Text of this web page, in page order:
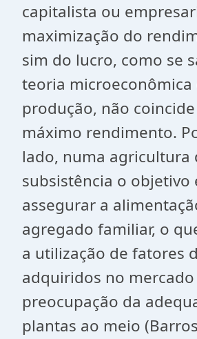
capitalista ou
maximização do
sim do lucro, como se
teoria microeconômica
produção, não
máximo rendimento.
lado, numa agricultura
subsistência o objetivo
assegurar a
agregado familiar, o
a utilização de fatores
adquiridos no mercado
preocupação da
plantas ao meio